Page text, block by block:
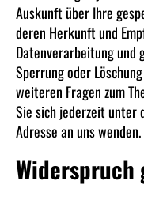
Auskunft über Ihre
deren Herkunft und
Datenverarbeitung und
Sperrung oder
weiteren Fragen zum
Sie sich jederzeit unter
Adresse an uns wenden.
Widerspruch